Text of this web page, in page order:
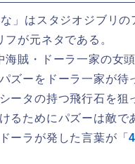
な」はスタジオジブリの
フが元ネタである。
海賊・ドーラ一家の女
ズーをドーラ一家が
ータの持つ飛行石を
るためにパズーは敵
ーラが発した言葉が「